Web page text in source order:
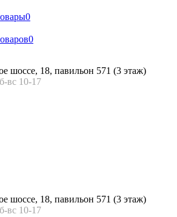
0
0
шоссе, 18, павильон 571 (3 этаж)
вс 10-17
шоссе, 18, павильон 571 (3 этаж)
вс 10-17